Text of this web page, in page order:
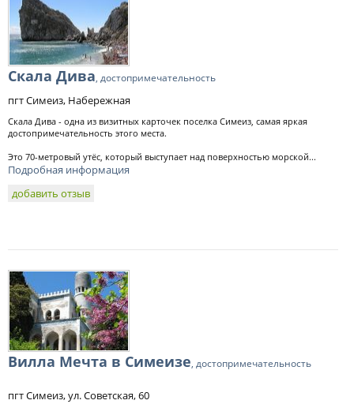
Скала Дива, достопримечательность
пгт Симеиз, Набережная
Скала Дива - одна из визитных карточек поселка Симеиз, самая яркая
достопримечательность этого места.
Это 70-метровый утёс, который выступает над поверхностью морской...
Подробная информация
добавить отзыв
Вилла Мечта в Симеизе, достопримечательность
пгт Симеиз, ул. Советская, 60